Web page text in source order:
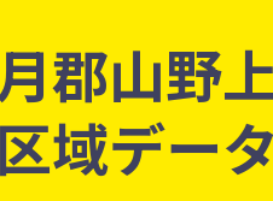
郡山野
域デー